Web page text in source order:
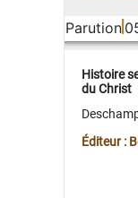
Parution
Histoire
du Christ
Éditeur :